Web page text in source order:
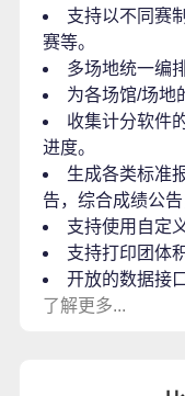
支持以不同赛
赛等。
多场地统一编
为各场馆/场地
收集计分软件
进度。
生成各类标准
告，综合成绩公告
支持使用自定
支持打印团体
开放的数据接
了解更多...